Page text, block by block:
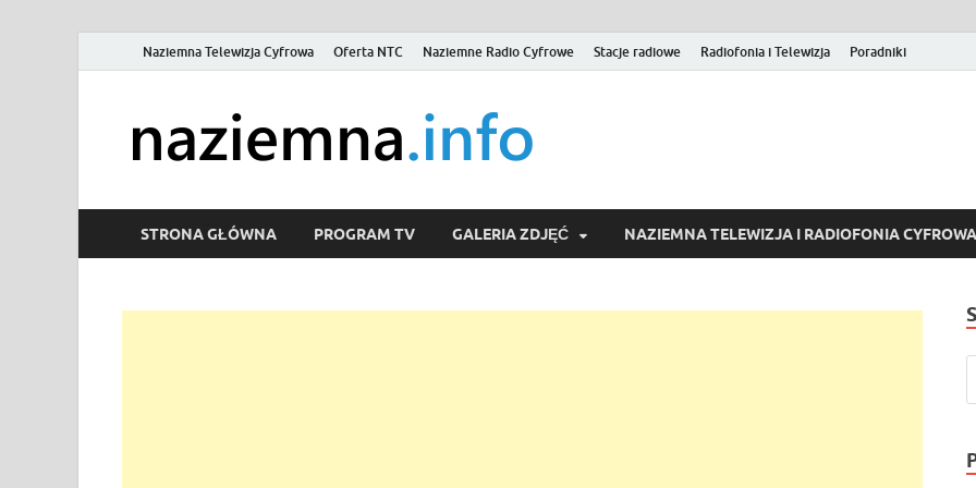
Naziemna Telewizja Cyfrowa Oferta NTC Naziemne Radio Cyfrowe Stacje radiowe Radiofonia i Telewizja Poradniki
Wideo online, VOD
STRONA GŁÓWNA PROGRAM TV GALERIA ZDJĘĆ NAZIEMNA TELEWIZJA I RADIOFONIA CYFROWA